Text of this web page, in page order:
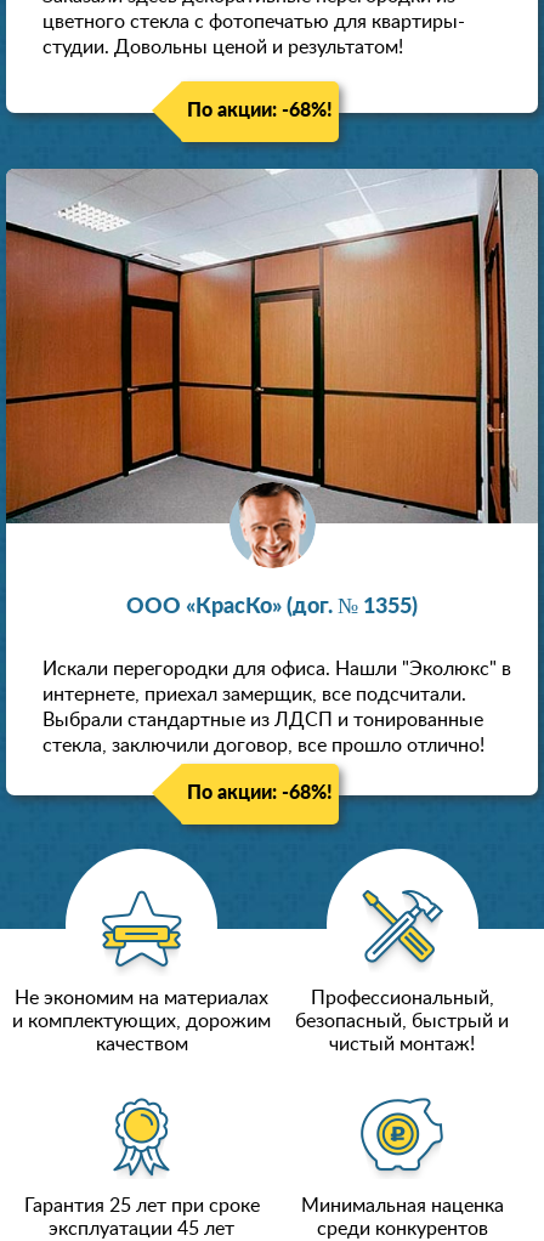
цветного стекла с фотопечатью для квартиры-
студии. Довольны ценой и результатом!
По акции: -68%!
ООО «КрасКо» (дог. № 1355)
Искали перегородки для офиса. Нашли "Эколюкс" в
интернете, приехал замерщик, все подсчитали.
Выбрали стандартные из ЛДСП и тонированные
стекла, заключили договор, все прошло отлично!
По акции: -68%!
Не экономим на материалах
и комплектующих, дорожим
качеством
Профессиональный,
безопасный, быстрый и
чистый монтаж!
Гарантия 25 лет при сроке
эксплуатации 45 лет
Минимальная наценка
среди конкурентов